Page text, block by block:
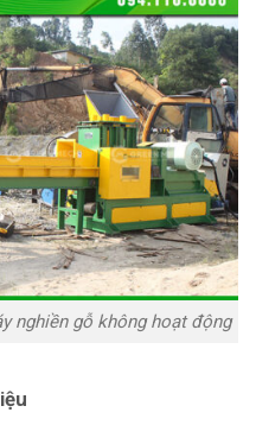
nghiền gỗ không hoạt động